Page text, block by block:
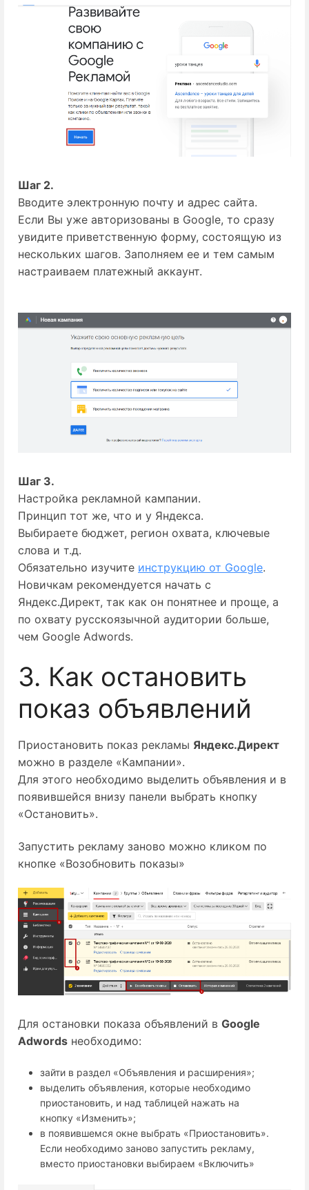
Шаг 2.
Вводите электронную почту и адрес сайта.
Если Вы уже авторизованы в Google, то сразу
увидите приветственную форму, состоящую из
нескольких шагов. Заполняем ее и тем самым
настраиваем платежный аккаунт.
Шаг 3.
Настройка рекламной кампании.
Принцип тот же, что и у Яндекса.
Выбираете бюджет, регион охвата, ключевые
слова и т.д.
Обязательно изучите инструкцию от Google.
Новичкам рекомендуется начать с
Яндекс.Директ, так как он понятнее и проще, а
по охвату русскоязычной аудитории больше,
чем Google Adwords.
3. Как остановить
показ объявлений
Приостановить показ рекламы Яндекс.Директ
можно в разделе «Кампании».
Для этого необходимо выделить объявления и в
появившейся внизу панели выбрать кнопку
«Остановить».
Запустить рекламу заново можно кликом по
кнопке «Возобновить показы»
Для остановки показа объявлений в Google
Adwords необходимо:
зайти в раздел «Объявления и расширения»;
выделить объявления, которые необходимо
приостановить, и над таблицей нажать на
кнопку «Изменить»;
в появившемся окне выбрать «Приостановить».
Если необходимо заново запустить рекламу,
вместо приостановки выбираем «Включить»